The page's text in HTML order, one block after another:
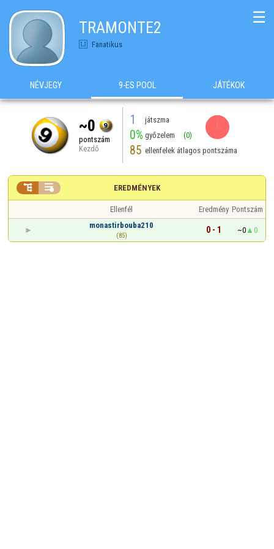
TRAMONTE2
Fanatikus
☰
NÉVJEGY 9-ES POOL JÁTÉKOK
~0
pontszám
Kezdő
1 játszma
0% győzelem (0)
85 ellenfelek átlagos pontszáma
EREDMÉNYEK
 
Ellenfél Eredmény Pontszám
monastirbouba210
(85)
0 - 1 ~0 0